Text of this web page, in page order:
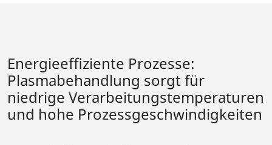
Energieeffiziente Prozesse:
Plasmabehandlung sorgt für
niedrige Verarbeitungstemperaturen
und hohe Prozessgeschwindigkeiten